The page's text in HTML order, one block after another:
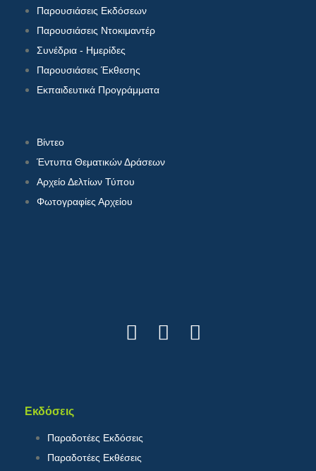
Παρουσιάσεις Εκδόσεων
Παρουσιάσεις Ντοκιμαντέρ
Συνέδρια - Ημερίδες
Παρουσιάσεις Έκθεσης
Εκπαιδευτικά Προγράμματα
Βίντεο
Έντυπα Θεματικών Δράσεων
Αρχείο Δελτίων Τύπου
Φωτογραφίες Αρχείου
Εκδόσεις
Παραδοτέες Εκδόσεις
Παραδοτέες Εκθέσεις